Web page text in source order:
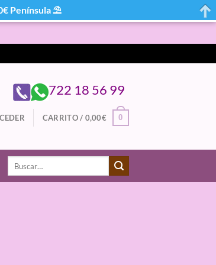
722 18 56 99
CARRITO / 0,00€ 0
Buscar
Península ⛱